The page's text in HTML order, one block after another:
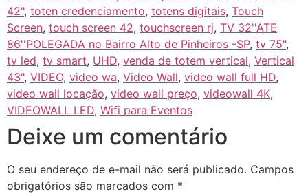
42", toten credenciamento, totens digitais, Touch
Screen, touch screen 42, touchscreen rj, TV 32''ATE
86''POLEGADA no Bairro‎ Alto de Pinheiros‎ -SP, tv 75",
tv led, tv smart, UHD, venda de totem vertical, Vertical
43", VIDEO, video wa, Video Wall, video wall full HD,
video wall locação, video wall preço, videowall 4K,
VIDEOWALL LED, Wifi para Eventos
Deixe um comentário
O seu endereço de e-mail não será publicado. Campos
obrigatórios são marcados com *